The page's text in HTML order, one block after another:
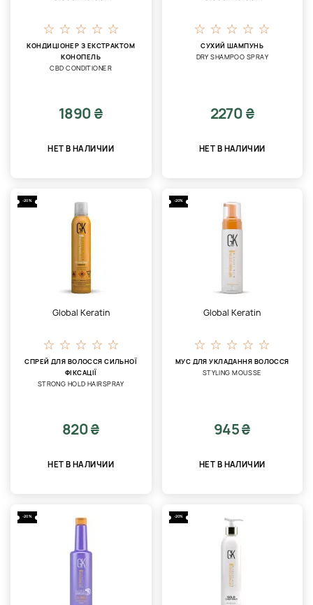
КОНДИЦІОНЕР З ЕКСТРАКТОМ
КОНОПЕЛЬ
CBD CONDITIONER
1890 ₴
НЕТ В НАЛИЧИИ
СУХИЙ ШАМПУНЬ
DRY SHAMPOO SPRAY
2270 ₴
НЕТ В НАЛИЧИИ
-20%
Global Keratin
СПРЕЙ ДЛЯ ВОЛОССЯ СИЛЬНОЇ
ФІКСАЦІЇ
STRONG HOLD HAIRSPRAY
820 ₴
НЕТ В НАЛИЧИИ
-20%
Global Keratin
МУС ДЛЯ УКЛАДАННЯ ВОЛОССЯ
STYLING MOUSSE
945 ₴
НЕТ В НАЛИЧИИ
-20% -20%